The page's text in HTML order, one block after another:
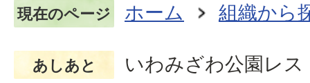
現在のページ ホーム 組織から
あしあと いわみざわ公園レ